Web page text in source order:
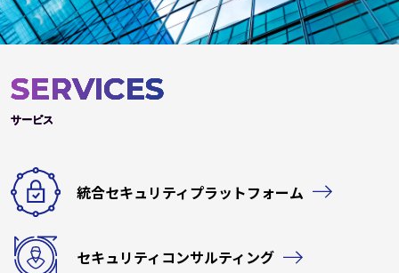
SERVICES
サービス
統合セキュリティプラットフォーム
セキュリティコンサルティング